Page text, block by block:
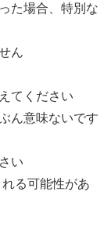
た場合、特別な
ん
てください
ん意味ないです
い
る可能性があ